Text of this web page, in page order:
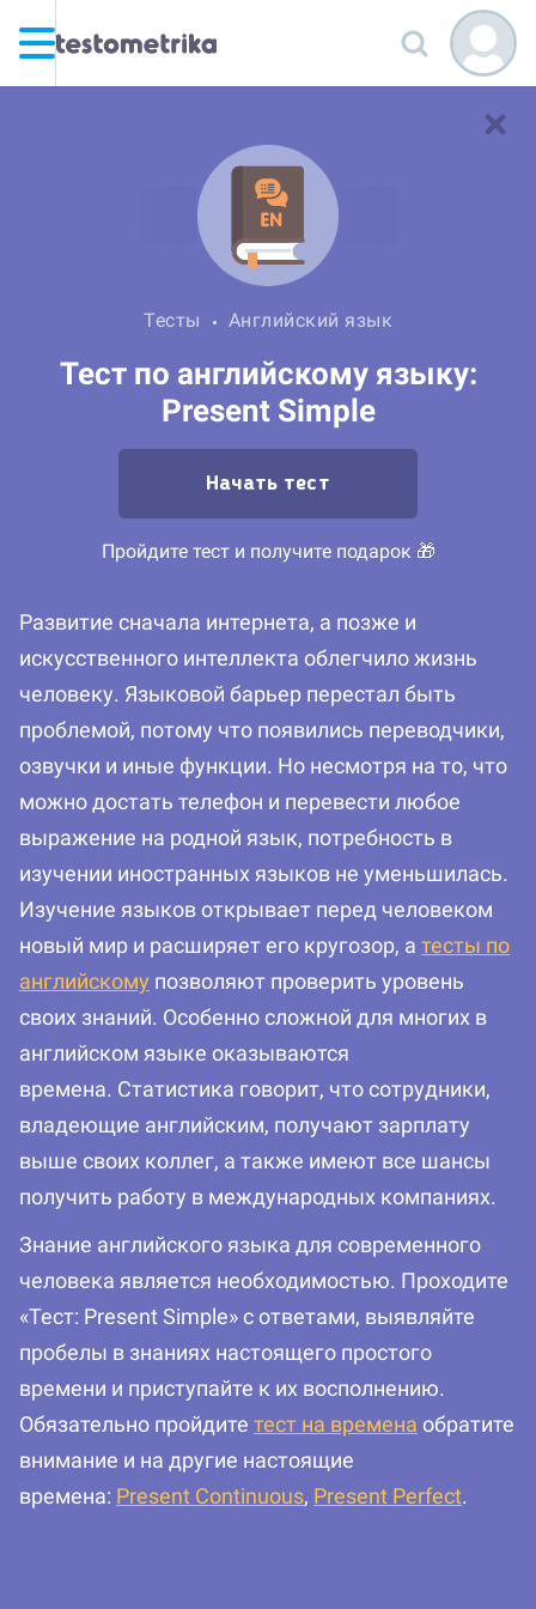
Тесты Английский язык
Тест по английскому языку:
Present Simple
Начать тест
Пройдите тест и получите подарок 🎁
Развитие сначала интернета, а позже и
искусственного интеллекта облегчило жизнь
человеку. Языковой барьер перестал быть
проблемой, потому что появились переводчики,
озвучки и иные функции. Но несмотря на то, что
можно достать телефон и перевести любое
выражение на родной язык, потребность в
изучении иностранных языков не уменьшилась.
Изучение языков открывает перед человеком
новый мир и расширяет его кругозор, а тесты по
английскому позволяют проверить уровень
своих знаний. Особенно сложной для многих в
английском языке оказываются
времена. Статистика говорит, что сотрудники,
владеющие английским, получают зарплату
выше своих коллег, а также имеют все шансы
получить работу в международных компаниях.
Знание английского языка для современного
человека является необходимостью. Проходите
«Тест: Present Simple» с ответами, выявляйте
пробелы в знаниях настоящего простого
времени и приступайте к их восполнению.
Обязательно пройдите тест на времена обратите
внимание и на другие настоящие
времена: Present Continuous, Present Perfect.